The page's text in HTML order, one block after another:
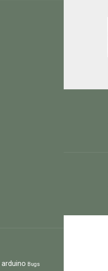
arduino Bugs